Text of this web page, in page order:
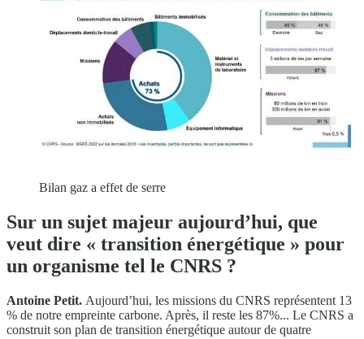
Bilan gaz a effet de serre
Sur un sujet majeur aujourd’hui, que
veut dire « transition énergétique » pour
un organisme tel le CNRS ?
Antoine Petit. Aujourd’hui, les missions du CNRS représentent 13
% de notre empreinte carbone. Après, il reste les 87%... Le CNRS a
construit son plan de transition énergétique autour de quatre